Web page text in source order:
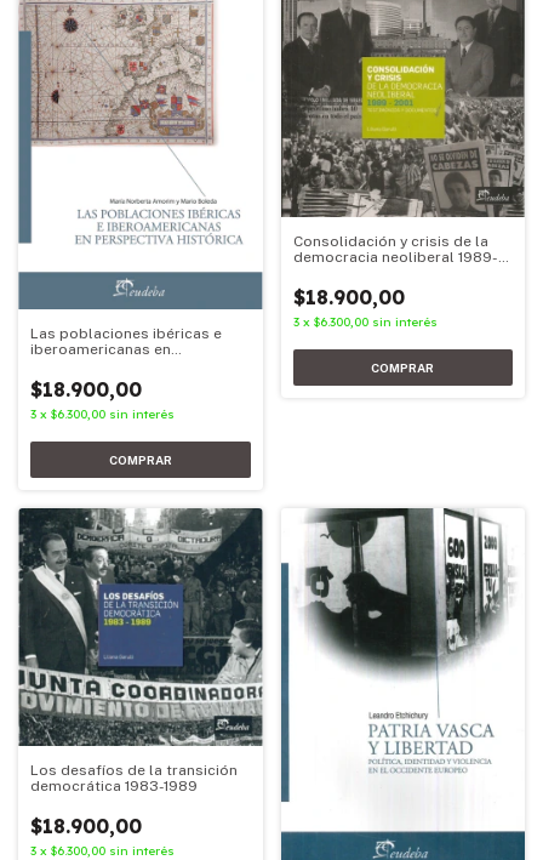
Las poblaciones ibéricas e
iberoamericanas en
$18.900,00
3 x $6.300,00 sin interés
Consolidación y crisis de la
democracia neoliberal 1989-
$18.900,00
3 x $6.300,00 sin interés
Los desafíos de la transición
democrática 1983-1989
$18.900,00
3 x $6.300,00 sin interés